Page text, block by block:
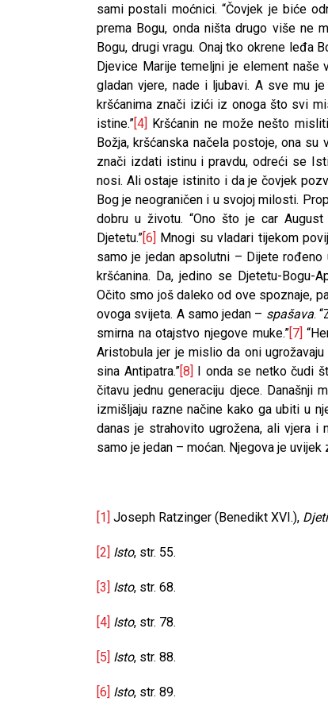
sami postali moćnici. “Čovjek je biće
prema Bogu, onda ništa drugo više ne
Bogu, drugi vragu. Onaj tko okrene leđa
Djevice Marije temeljni je element naše
gladan vjere, nade i ljubavi. A sve mu
kršćanima znači izići iz onoga što svi
istine.”[4] Kršćanin ne može nešto
Božja, kršćanska načela postoje, ona
znači izdati istinu i pravdu, odreći se
nosi. Ali ostaje istinito i da je čovjek
Bog je neograničen i u svojoj milosti.
dobru u životu. “Ono što je car
Djetetu.”[6] Mnogi su vladari tijekom
samo je jedan apsolutni – Dijete
kršćanina. Da, jedino se Djetetu-Bogu-
Očito smo još daleko od ove spoznaje,
ovoga svijeta. A samo jedan – spašava.
smirna na otajstvo njegove muke.”[7]
Aristobula jer je mislio da oni
sina Antipatra.”[8] I onda se netko čudi
čitavu jednu generaciju djece.
izmišljaju razne načine kako ga ubiti u
danas je strahovito ugrožena, ali vjera
samo je jedan – moćan. Njegova je uvijek
[1] Joseph Ratzinger (Benedikt XVI.),
[2] Isto, str. 55.
[3] Isto, str. 68.
[4] Isto, str. 78.
[5] Isto, str. 88.
[6] Isto, str. 89.
Kad se nasilje